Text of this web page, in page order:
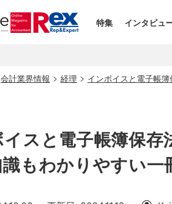
特集 インタビュ
会計業界情報 経理 インボイスと電子帳
スと電子帳簿保
もわかりやすい一